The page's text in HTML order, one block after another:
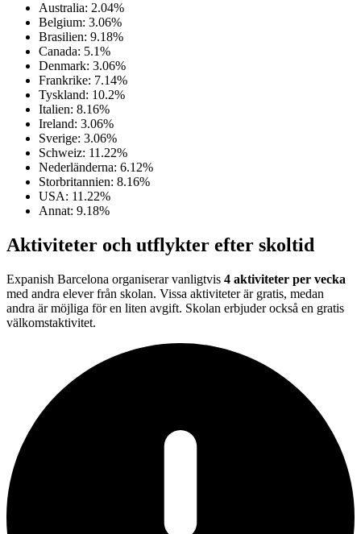
Australia: 2.04%
Belgium: 3.06%
Brasilien: 9.18%
Canada: 5.1%
Denmark: 3.06%
Frankrike: 7.14%
Tyskland: 10.2%
Italien: 8.16%
Ireland: 3.06%
Sverige: 3.06%
Schweiz: 11.22%
Nederländerna: 6.12%
Storbritannien: 8.16%
USA: 11.22%
Annat: 9.18%
Aktiviteter och utflykter efter skoltid
Expanish Barcelona organiserar vanligtvis 4 aktiviteter per vecka
med andra elever från skolan. Vissa aktiviteter är gratis, medan
andra är möjliga för en liten avgift. Skolan erbjuder också en gratis
välkomstaktivitet.